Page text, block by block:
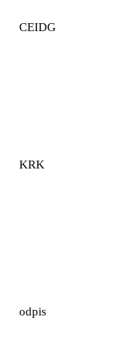
CEIDG
KRK
odpis